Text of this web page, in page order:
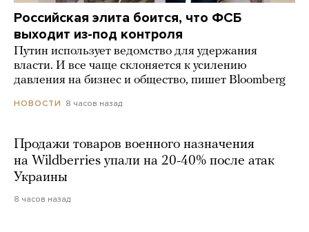
Российская элита боится, что ФСБ
выходит из-под контроля
Путин использует ведомство для удержания
власти. И все чаще склоняется к усилению
давления на бизнес и общество, пишет Bloomberg
НОВОСТИ 8 часов назад
Продажи товаров военного назначения
на Wildberries упали на 20-40% после атак
Украины
8 часов назад